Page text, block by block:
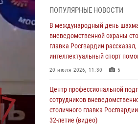
Сотрудники управления
охраны Главного управления
городу Москве заняли первое
чемпионате столичного
04 августа 2026, 14:00 5
В Москве росгвардейцы
подозреваемого в нападении
ПОПУЛЯРНЫЕ НОВОСТИ
В международный день
вневедомственной охраны
главка Росгвардии рассказал,
интеллектуальный спорт
20 июля 2026, 11:30 5
Центр профессиональной
сотрудников
столичного главка
32-летие (видео)